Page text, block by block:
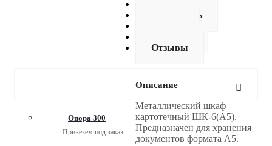
Опора 300
Привезем под заказ
Как купить
Отзывы
Описание
Металлический шкаф
картотечный ШК-6(A5).
Предназначен для хранения
документов формата А5.